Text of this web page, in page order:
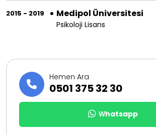
2015 - 2019 Medipol Üniversitesi
Psikoloji Lisans
Hemen Ara
0501 375 32 30
Whatsapp